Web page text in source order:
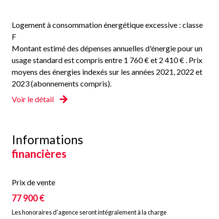
Logement à consommation énergétique excessive : classe
F
Montant estimé des dépenses annuelles d'énergie pour un
usage standard est compris entre 1 760 € et 2 410 € . Prix
moyens des énergies indexés sur les années 2021, 2022 et
2023 (abonnements compris).
Voir le détail
Informations
financières
Prix de vente
77 900 €
Les honoraires d'agence seront intégralement à la charge